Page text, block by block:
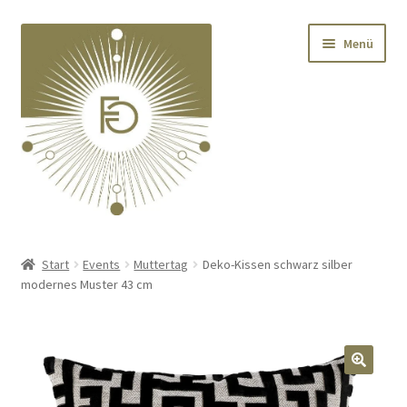
Navigation
springen
springen
Menü
Deko
öffnen
Kränze
Start Events Muttertag
Deko-Kissen schwarz silber
modernes Muster 43 cm
🔍